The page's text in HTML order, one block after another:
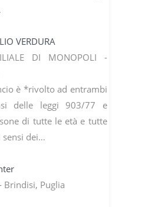
VERDURA
DI MONOPOLI -
è *rivolto ad entrambi
delle leggi 903/77 e
di tutte le età e tutte
sensi dei…
Brindisi, Puglia